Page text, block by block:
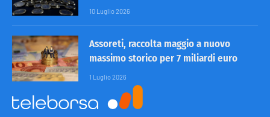
10 Luglio 2026
Assoreti, raccolta maggio a nuovo
massimo storico per 7 miliardi euro
1 Luglio 2026